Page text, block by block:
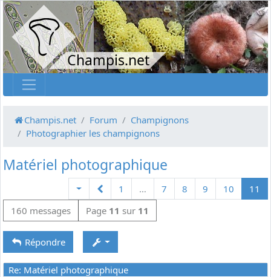
Champis.net
Champis.net Forum
Champignons
Photographier les champignons
Matériel photographique
Précédente
1 … 7 8 9 10
11
160 messages
Page 11 sur 11
Répondre
Re: Matériel photographique